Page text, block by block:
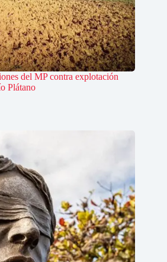
del MP contra explotación
Plátano